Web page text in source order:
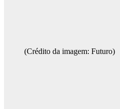
(Crédito da imagem: Futuro)